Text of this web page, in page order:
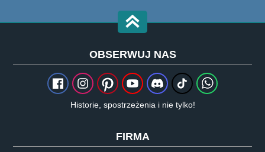
OBSERWUJ NAS
Historie, spostrzeżenia i nie tylko!
FIRMA